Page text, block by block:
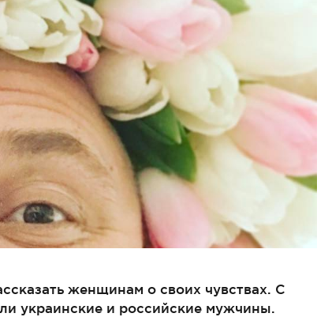
женщинам о своих чувствах. С
украинские и российские мужчины.